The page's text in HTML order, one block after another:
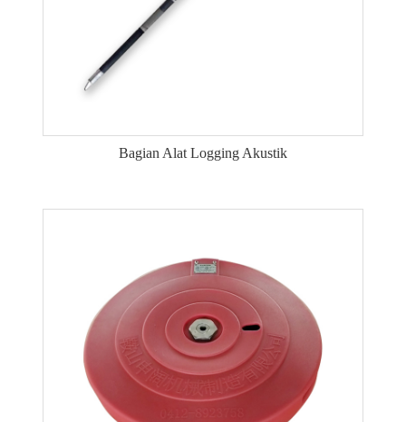
Bagian Alat Logging Akustik